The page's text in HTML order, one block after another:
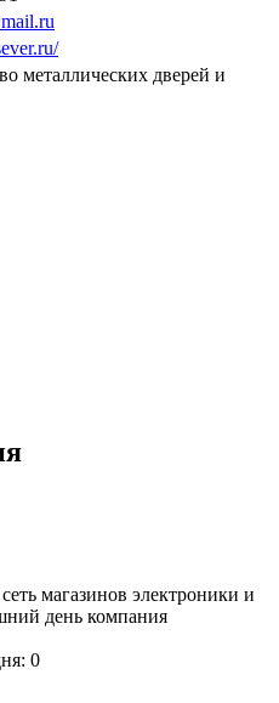
металлических дверей и
магазинов электроники и
день компания
0